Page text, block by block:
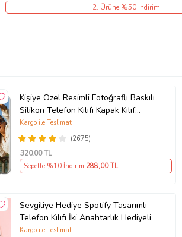
2. Ürüne %50 İndirim
Kişiye Özel Resimli Fotoğraflı Baskılı
Silikon Telefon Kılıfı Kapak Kılıf
(Telefon Modelleri Açıklamada)
(2675)
Kargo ile Teslimat
320,00 TL
Sepette %10 İndirim 288,00 TL
Sevgiliye Hediye Spotify Tasarımlı
Telefon Kılıfı İki Anahtarlık Hediyeli
Kargo ile Teslimat